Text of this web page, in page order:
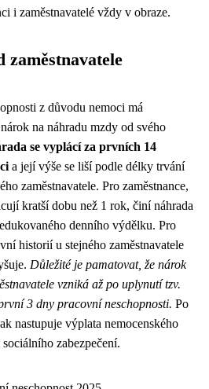
i zaměstnavatelé vždy v obraze.
zaměstnavatele
z důvodu nemoci má
na náhradu mzdy od svého
se vyplácí za prvních 14
a její výše se liší podle délky trvání
zaměstnavatele. Pro zaměstnance,
kratší dobu než 1 rok, činí náhrada
denního výdělku. Pro
historií u stejného zaměstnavatele
Důležité je pamatovat, že nárok
vzniká až po uplynutí tzv.
3 dny pracovní neschopnosti. Po
nastupuje výplata nemocenského
zabezpečení.